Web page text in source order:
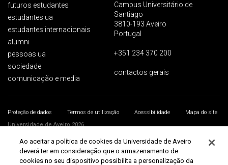
futuros estudantes
estudantes ua
estudantes internacionais
alumni
pessoas ua
sociedade
comunicação e media
Campus Universitário de
Santiago
3810-193 Aveiro
Portugal
+351 234 370 200
contactos gerais
Proteção de dados Termos de utilização Acessibilidade
Mapa do site
Universidade de Aveiro 2026
Ao aceitar a política de cookies da Universidade de Aveiro
deverá ter em consideração que o armazenamento de
cookies no seu dispositivo possibilita a personalização da